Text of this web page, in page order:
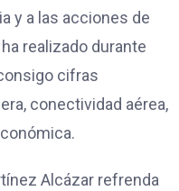
y a las acciones de
realizado durante
cifras
conectividad aérea,
Alcázar refrenda